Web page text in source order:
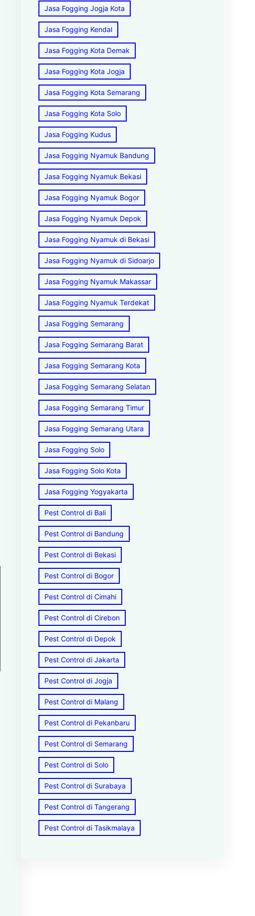
Jasa Fogging Jogja Kota
Jasa Fogging Kendal
Jasa Fogging Kota Demak
Jasa Fogging Kota Jogja
Jasa Fogging Kota Semarang
Jasa Fogging Kota Solo
Jasa Fogging Kudus
Jasa Fogging Nyamuk Bandung
Jasa Fogging Nyamuk Bekasi
Jasa Fogging Nyamuk Bogor
Jasa Fogging Nyamuk Depok
Jasa Fogging Nyamuk di Bekasi
Jasa Fogging Nyamuk di Sidoarjo
Jasa Fogging Nyamuk Makassar
Jasa Fogging Nyamuk Terdekat
Jasa Fogging Semarang
Jasa Fogging Semarang Barat
Jasa Fogging Semarang Kota
Jasa Fogging Semarang Selatan
Jasa Fogging Semarang Timur
Jasa Fogging Semarang Utara
Jasa Fogging Solo
Jasa Fogging Solo Kota
Jasa Fogging Yogyakarta
Pest Control di Bali
Pest Control di Bandung
Pest Control di Bekasi
Pest Control di Bogor
Pest Control di Cimahi
Pest Control di Cirebon
Pest Control di Depok
Pest Control di Jakarta
Pest Control di Jogja
Pest Control di Malang
Pest Control di Pekanbaru
Pest Control di Semarang
Pest Control di Solo
Pest Control di Surabaya
Pest Control di Tangerang
Pest Control di Tasikmalaya